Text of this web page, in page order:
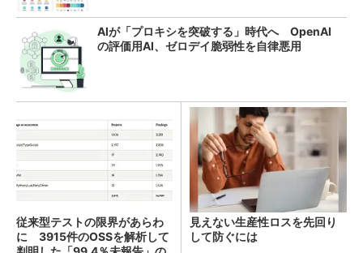
AIが「プロキシを突破する」時代へ OpenAI
の評価用AI、ゼロデイ脆弱性を自律悪用
従来型テストの限界があらわ
に 3915件のOSSを解析して
見えない生産性ロスを先回り
して防ぐには